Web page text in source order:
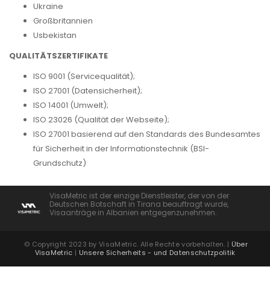
Ukraine
Großbritannien
Usbekistan
QUALITÄTSZERTIFIKATE
ISO 9001 (Servicequalität);
ISO 27001 (Datensicherheit);
ISO 14001 (Umwelt);
ISO 23026 (Qualität der Webseite);
ISO 27001 basierend auf den Standards des Bundesamtes
für Sicherheit in der Informationstechnik (BSI-
Grundschutz)
VisaMetric ist der einzige Dienstleister, der von der
Deutschen Botschaft in Tirana beauftragt wurde,
Visaanträge in Albanien entgegenzunehmen.
© Copyright 2023 by VisaMetric. Alle Rechte vorbehalten. | Über
VisaMetric | Unsere Sicherheits - und Datenschutzpolitik